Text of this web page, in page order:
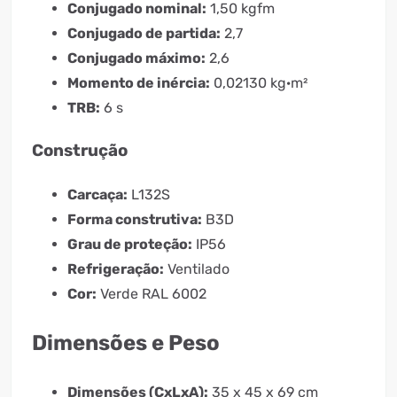
Conjugado nominal: 1,50 kgfm
Conjugado de partida: 2,7
Conjugado máximo: 2,6
Momento de inércia: 0,02130 kg·m²
TRB: 6 s
Construção
Carcaça: L132S
Forma construtiva: B3D
Grau de proteção: IP56
Refrigeração: Ventilado
Cor: Verde RAL 6002
Dimensões e Peso
Dimensões (CxLxA): 35 x 45 x 69 cm